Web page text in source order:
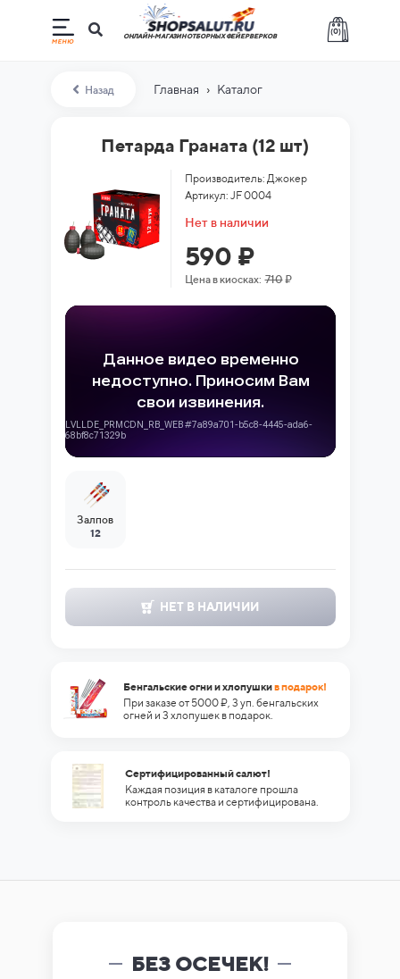
(0)
ОНЛАЙН-МАГАЗИН ОТБОРНЫХ ФЕЙЕРВЕРКОВ
Назад Главная › Каталог
Петарда Граната (12 шт)
Производитель: Джокер
Артикул: JF 0004
Нет в наличии
590 ₽
Цена в киосках:710₽
Залпов
12
НЕТ В НАЛИЧИИ
Бенгальские огни и хлопушкив подарок!
При заказе от 5000 ₽, 3 уп. бенгальских
огней и 3 хлопушек в подарок.
Сертифицированный салют!
Каждая позиция в каталоге прошла
контроль качества и сертифицирована.
БЕЗ ОСЕЧЕК!